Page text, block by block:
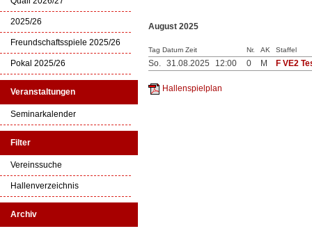
2025/26
Freundschaftsspiele 2025/26
Pokal 2025/26
Veranstaltungen
Seminarkalender
Filter
Vereinssuche
Hallenverzeichnis
Archiv
August 2025
Tag Datum Zeit Nr. AK Staffel
So. 31.08.2025 12:00 0 M F VE2
Hallenspielplan